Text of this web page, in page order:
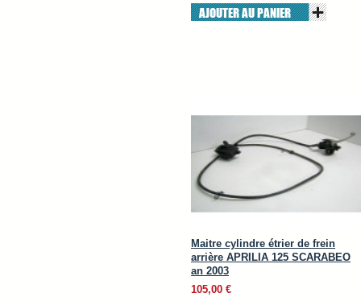
AJOUTER AU PANIER
Maitre cylindre étrier de frein
arrière APRILIA 125 SCARABEO
an 2003
105,00 €